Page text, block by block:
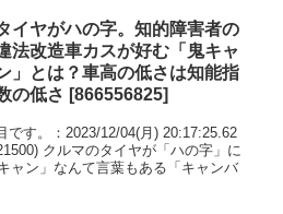
イヤがハの字。知的障害者の
法改造車カスが好む「鬼キャ
」とは？車高の低さは知能指
の低さ [866556825]
です。：2023/12/04(月) 20:17:25.62
クルマのタイヤが「ハの字」に
ン」なんて言葉もある「キャンバ